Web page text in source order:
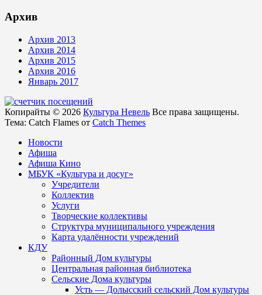
Архив
Архив 2013
Архив 2014
Архив 2015
Архив 2016
Январь 2017
Копирайты © 2026 Культура Невель Все права защищены.
Тема: Catch Flames от Catch Themes
Новости
Афиша
Афиша Кино
МБУК «Культура и досуг»
Учредители
Коллектив
Услуги
Творческие коллективы
Структура муниципального учреждения
Карта удалённости учреждений
КДУ
Районный Дом культуры
Центральная районная библиотека
Сельские Дома культуры
Усть — Долысский сельский Дом культуры